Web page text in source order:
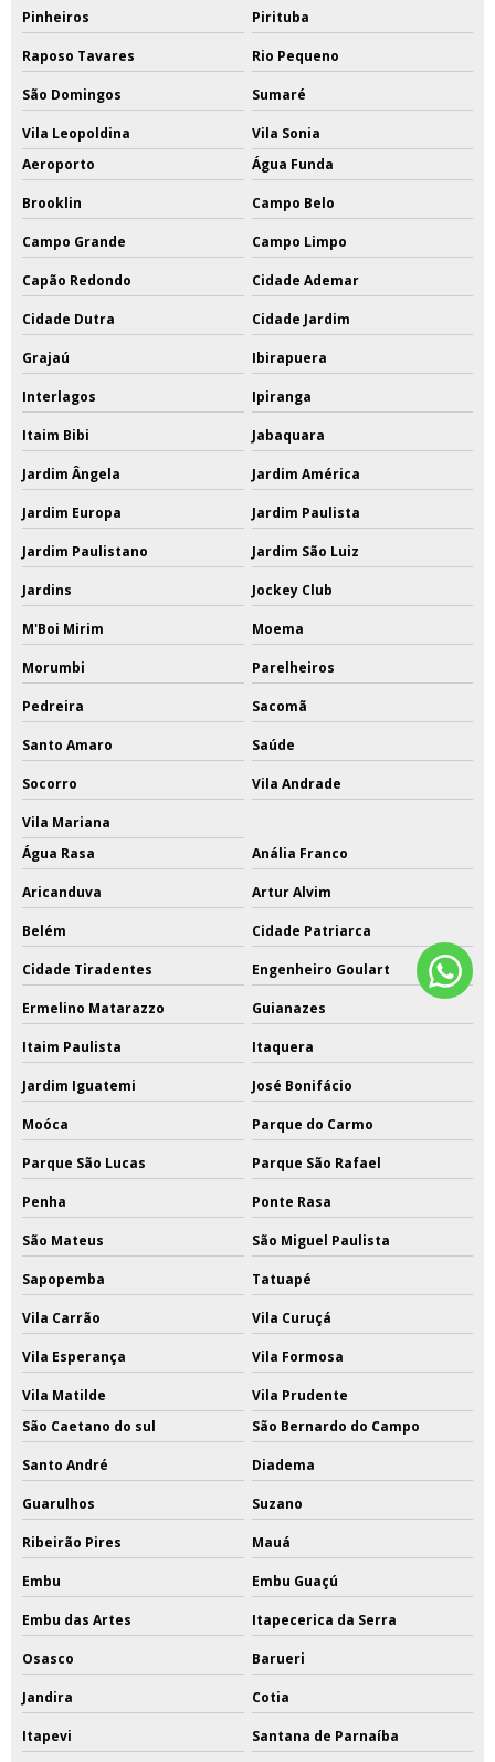
Pinheiros Pirituba
Raposo Tavares Rio Pequeno
São Domingos Sumaré
Vila Leopoldina
Vila Sonia
Aeroporto
Água Funda
Brooklin Campo Belo
Campo Grande Campo Limpo
Capão Redondo Cidade Ademar
Cidade Dutra Cidade Jardim
Grajaú Ibirapuera
Interlagos Ipiranga
Itaim Bibi Jabaquara
Jardim Ângela Jardim América
Jardim Europa Jardim Paulista
Jardim Paulistano Jardim São Luiz
Jardins Jockey Club
M'Boi Mirim Moema
Morumbi Parelheiros
Pedreira Sacomã
Santo Amaro Saúde
Socorro Vila Andrade
Vila Mariana
Água Rasa
Anália Franco
Aricanduva Artur Alvim
Belém Cidade Patriarca
Cidade Tiradentes Engenheiro Goulart
Ermelino Matarazzo Guianazes
Itaim Paulista Itaquera
Jardim Iguatemi José Bonifácio
Moóca Parque do Carmo
Parque São Lucas Parque São Rafael
Penha Ponte Rasa
São Mateus São Miguel Paulista
Sapopemba Tatuapé
Vila Carrão Vila Curuçá
Vila Esperança Vila Formosa
Vila Matilde
Vila Prudente
São Caetano do sul
São Bernardo do Campo
Santo André Diadema
Guarulhos Suzano
Ribeirão Pires Mauá
Embu Embu Guaçú
Embu das Artes Itapecerica da Serra
Osasco Barueri
Jandira Cotia
Itapevi Santana de Parnaíba